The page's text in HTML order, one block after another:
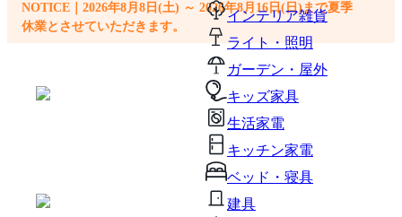
インテリア雑貨
ライト・照明
ガーデン・屋外
キッズ家具
生活家電
キッチン家電
ベッド・寝具
建具
NOTICE｜2026年8月8日(土) ～ 2026年8月16日(日)まで夏季
休業とさせていただきます。